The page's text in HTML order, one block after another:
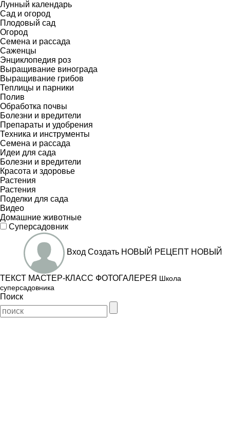
Лунный календарь
Сад и огород
Плодовый сад
Огород
Семена и рассада
Саженцы
Энциклопедия роз
Выращивание винограда
Выращивание грибов
Теплицы и парники
Полив
Обработка почвы
Болезни и вредители
Препараты и удобрения
Техника и инструменты
Семена и рассада
Идеи для сада
Болезни и вредители
Красота и здоровье
Растения
Растения
Поделки для сада
Видео
Домашние животные
Суперсадовник
Вход Создать НОВЫЙ РЕЦЕПТ НОВЫЙ
ТЕКСТ МАСТЕР-КЛАСС ФОТОГАЛЕРЕЯ Школа
суперсадовника
Поиск